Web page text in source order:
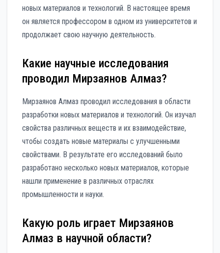
новых материалов и технологий. В настоящее время
он является профессором в одном из университетов и
продолжает свою научную деятельность.
Какие научные исследования
проводил Мирзаянов Алмаз?
Мирзаянов Алмаз проводил исследования в области
разработки новых материалов и технологий. Он изучал
свойства различных веществ и их взаимодействие,
чтобы создать новые материалы с улучшенными
свойствами. В результате его исследований было
разработано несколько новых материалов, которые
нашли применение в различных отраслях
промышленности и науки.
Какую роль играет Мирзаянов
Алмаз в научной области?